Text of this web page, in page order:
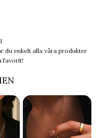
du enkelt alla våra produkter
favorit!